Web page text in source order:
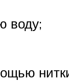
воду;